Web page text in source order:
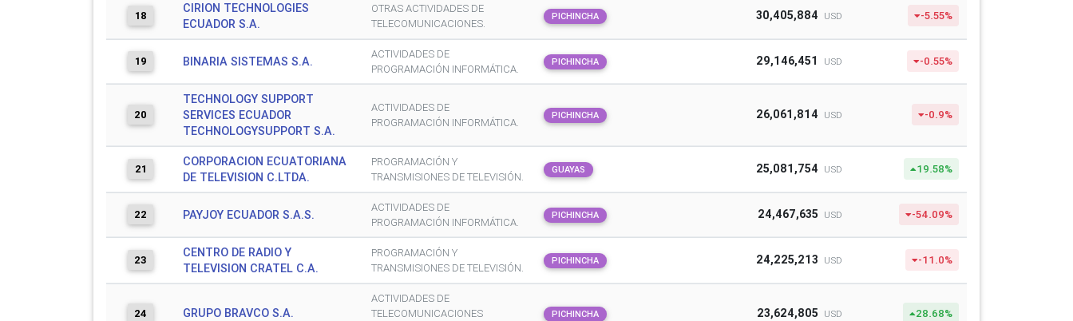
18
CIRION TECHNOLOGIES
ECUADOR S.A.
OTRAS ACTIVIDADES DE
TELECOMUNICACIONES.
PICHINCHA 30,405,884 USD -5.55%
19 BINARIA SISTEMAS S.A.
ACTIVIDADES DE
PROGRAMACIÓN INFORMÁTICA.
PICHINCHA 29,146,451 USD -0.55%
20
TECHNOLOGY SUPPORT
SERVICES ECUADOR
TECHNOLOGYSUPPORT S.A.
ACTIVIDADES DE
PROGRAMACIÓN INFORMÁTICA.
PICHINCHA 26,061,814 USD -0.9%
21
CORPORACION ECUATORIANA
DE TELEVISION C.LTDA.
PROGRAMACIÓN Y
TRANSMISIONES DE TELEVISIÓN.
GUAYAS 25,081,754 USD 19.58%
22 PAYJOY ECUADOR S.A.S.
ACTIVIDADES DE
PROGRAMACIÓN INFORMÁTICA.
PICHINCHA 24,467,635 USD -54.09%
23
CENTRO DE RADIO Y
TELEVISION CRATEL C.A.
PROGRAMACIÓN Y
TRANSMISIONES DE TELEVISIÓN.
PICHINCHA 24,225,213 USD -11.0%
24 GRUPO BRAVCO S.A.
ACTIVIDADES DE
TELECOMUNICACIONES
PICHINCHA 23,624,805 USD 28.68%